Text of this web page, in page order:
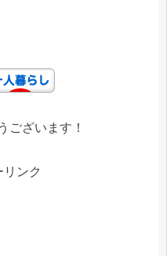
ございます！
ンク